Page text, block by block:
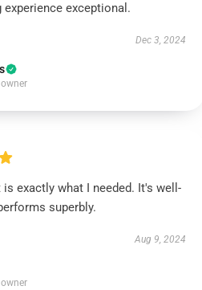
experience exceptional.
Dec 3, 2024
exactly what I needed. It's well-
superbly.
Aug 9, 2024